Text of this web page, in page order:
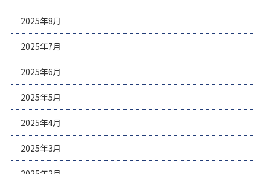
2025年8月
2025年7月
2025年6月
2025年5月
2025年4月
2025年3月